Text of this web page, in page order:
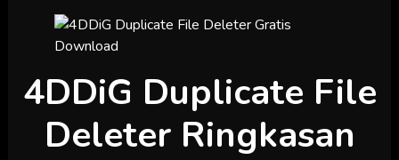
4DDiG Duplicate File
Deleter Ringkasan